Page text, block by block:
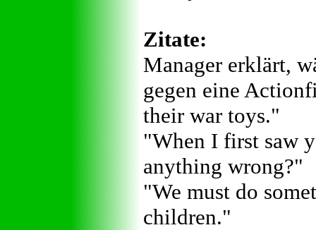
Zitate:
Manager erklärt,
gegen eine
their war toys."
"When I first saw
anything wrong?"
"We must do
children."